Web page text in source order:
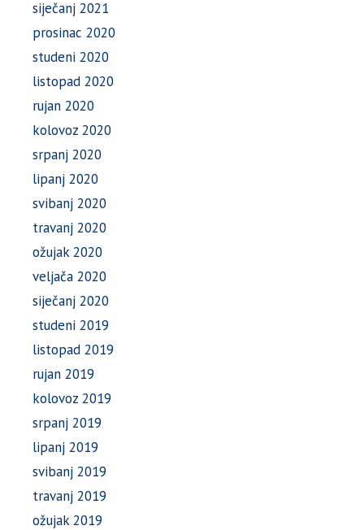
siječanj 2021
prosinac 2020
studeni 2020
listopad 2020
rujan 2020
kolovoz 2020
srpanj 2020
lipanj 2020
svibanj 2020
travanj 2020
ožujak 2020
veljača 2020
siječanj 2020
studeni 2019
listopad 2019
rujan 2019
kolovoz 2019
srpanj 2019
lipanj 2019
svibanj 2019
travanj 2019
ožujak 2019